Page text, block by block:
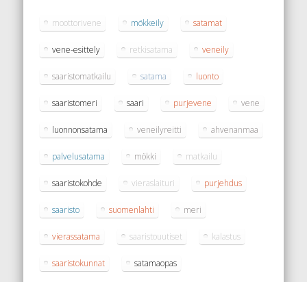
moottorivene mökkeily satamat
vene-esittely retkisatama veneily
saaristomatkailu satama luonto
saaristomeri saari purjevene vene
luonnonsatama veneilyreitti ahvenanmaa
palvelusatama mökki matkailu
saaristokohde vieraslaituri purjehdus
saaristo suomenlahti meri
vierassatama saaristouutiset kalastus
saaristokunnat satamaopas